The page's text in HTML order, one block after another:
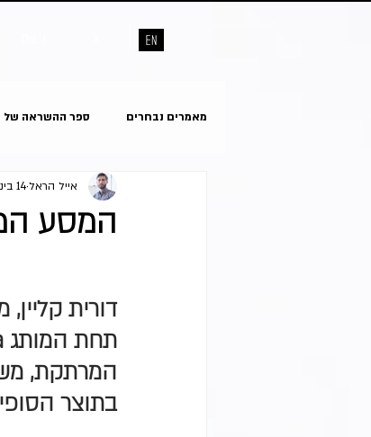
מאמרים נבחרים ספר ההשראה של
המסע
אייל הראל14 בינו׳ 2019
דורית
המרתקת,
בתוצר